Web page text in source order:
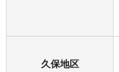
久保地区